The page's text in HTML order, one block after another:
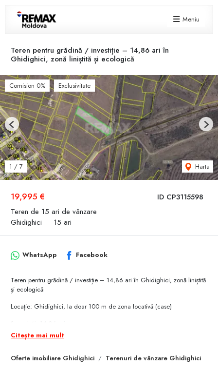
Meniu
Teren pentru grădină / investiție – 14,86 ari în
Ghidighici, zonă liniștită și ecologică
ID CP3115598
19,995 €
Teren de 15 ari de vânzare
Ghidighici
15 ari
Comision 0% Exclusivitate
1 / 7 Harta
Previous Next
Oferte imobiliare Ghidighici Terenuri de vânzare Ghidighici
WhatsApp Facebook
Teren pentru grădină / investiție – 14,86 ari în Ghidighici, zonă liniștită
și ecologică
Locație: Ghidighici, la doar 100 m de zona locativă (case)
Deschidere la drum: 16 m
Adâncime: 86 m
Citește mai mult